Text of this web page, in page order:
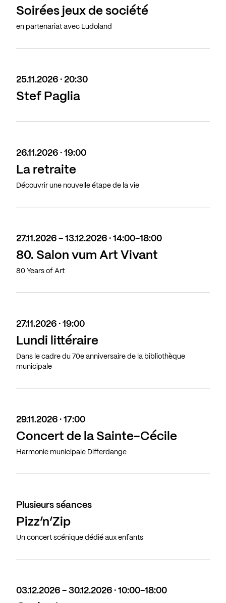
Soirées jeux de société
en partenariat avec Ludoland
25.11.2026 · 20:30
Stef Paglia
26.11.2026 · 19:00
La retraite
Découvrir une nouvelle étape de la vie
27.11.2026 - 13.12.2026 · 14:00-18:00
80. Salon vum Art Vivant
80 Years of Art
27.11.2026 · 19:00
Lundi littéraire
Dans le cadre du 70e anniversaire de la bibliothèque
municipale
29.11.2026 · 17:00
Concert de la Sainte-Cécile
Harmonie municipale Differdange
Plusieurs séances
Pizz’n’Zip
Un concert scénique dédié aux enfants
03.12.2026 - 30.12.2026 · 10:00-18:00